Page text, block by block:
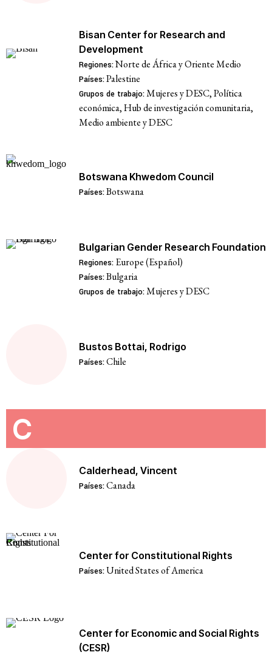
Bisan Center for Research and
Development
Regiones:Norte de África y Oriente Medio
Países:Palestine
Grupos de trabajo:Mujeres y DESC, Política
económica, Hub de investigación comunitaria,
Medio ambiente y DESC
Botswana Khwedom Council
Países:Botswana
Bulgarian Gender Research Foundation
Regiones: Europe (Español)
Países:Bulgaria
Grupos de trabajo:Mujeres y DESC
Bustos Bottai, Rodrigo
Países:Chile
C
Calderhead, Vincent
Países:Canada
Center for Constitutional Rights
Países:United States of America
Center for Economic and Social Rights
(CESR)